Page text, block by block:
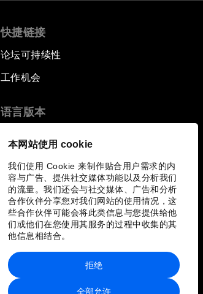
本网站使用 cookie
我们使用 Cookie 来制作贴合用户需求的内
容与广告、提供社交媒体功能以及分析我们
的流量。我们还会与社交媒体、广告和分析
合作伙伴分享您对我们网站的使用情况，这
些合作伙伴可能会将此类信息与您提供给他
们或他们在您使用其服务的过程中收集的其
他信息相结合。
全部允许
拒绝
快捷链接
论坛可持续性
工作机会
语言版本